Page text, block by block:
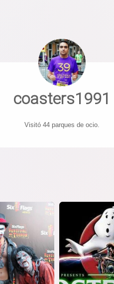
coasters1991
Visitó 44 parques de ocio.